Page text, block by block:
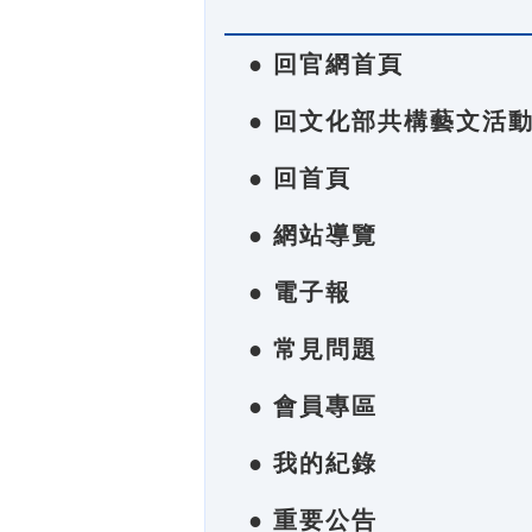
● 回官網首頁
● 回文化部共構藝文活
● 回首頁
● 網站導覽
● 電子報
● 常見問題
● 會員專區
● 我的紀錄
● 重要公告